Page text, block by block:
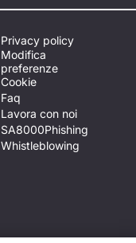
Privacy policy
Modifica
preferenze
Cookie
Faq
Lavora con noi
SA8000Phishing
Whistleblowing